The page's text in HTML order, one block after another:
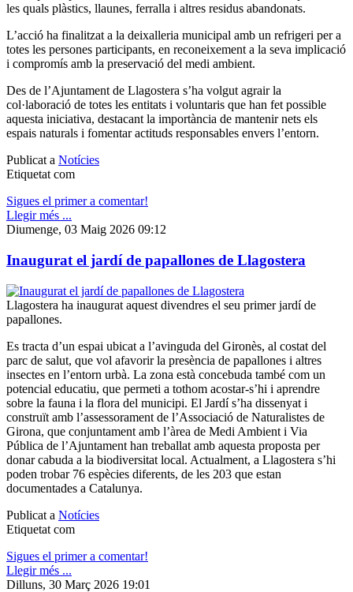
les quals plàstics, llaunes, ferralla i altres residus abandonats.
L’acció ha finalitzat a la deixalleria municipal amb un refrigeri per a
totes les persones participants, en reconeixement a la seva implicació
i compromís amb la preservació del medi ambient.
Des de l’Ajuntament de Llagostera s’ha volgut agrair la
col·laboració de totes les entitats i voluntaris que han fet possible
aquesta iniciativa, destacant la importància de mantenir nets els
espais naturals i fomentar actituds responsables envers l’entorn.
Publicat a Notícies
Etiquetat com
Sigues el primer a comentar!
Llegir més ...
Diumenge, 03 Maig 2026 09:12
Inaugurat el jardí de papallones de Llagostera
Llagostera ha inaugurat aquest divendres el seu primer jardí de
papallones.
Es tracta d’un espai ubicat a l’avinguda del Gironès, al costat del
parc de salut, que vol afavorir la presència de papallones i altres
insectes en l’entorn urbà. La zona està concebuda també com un
potencial educatiu, que permeti a tothom acostar-s’hi i aprendre
sobre la fauna i la flora del municipi. El Jardí s’ha dissenyat i
construït amb l’assessorament de l’Associació de Naturalistes de
Girona, que conjuntament amb l’àrea de Medi Ambient i Via
Pública de l’Ajuntament han treballat amb aquesta proposta per
donar cabuda a la biodiversitat local. Actualment, a Llagostera s’hi
poden trobar 76 espècies diferents, de les 203 que estan
documentades a Catalunya.
Publicat a Notícies
Etiquetat com
Sigues el primer a comentar!
Llegir més ...
Dilluns, 30 Març 2026 19:01